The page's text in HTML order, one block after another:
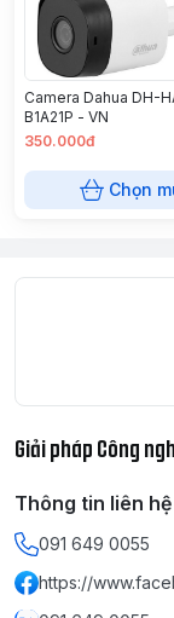
Camera Dahua DH-
B1A21P - VN
350.000đ
Chọn
Giải pháp Công
Thông tin liên hệ
091 649 0055
https://